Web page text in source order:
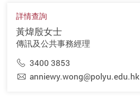
詳情查詢
黃煒殷女士
傳訊及公共事務經理
3400 3853
anniewy.wong@polyu.edu.hk